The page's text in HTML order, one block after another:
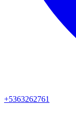
+5363262761